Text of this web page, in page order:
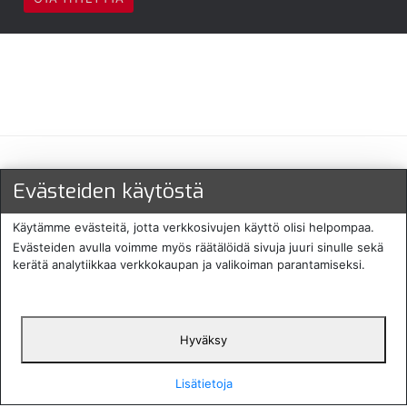
Maksu- ja toimitustavat
Protecomp
Copyright 2024. All rights
English
Evästeiden käytöstä
Käytämme evästeitä, jotta verkkosivujen käyttö olisi helpompaa.
Evästeiden avulla voimme myös räätälöidä sivuja juuri sinulle sekä
kerätä analytiikkaa verkkokaupan ja valikoiman parantamiseksi.
Hyväksy
Lisätietoja